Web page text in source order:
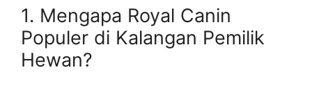
1. Mengapa Royal Canin
Populer di Kalangan Pemilik
Hewan?